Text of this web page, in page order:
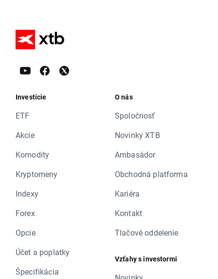
Investície
ETF
Akcie
Komodity
Kryptomeny
Indexy
Forex
Opcie
Účet a poplatky
Špecifikácia
O nás
Spoločnosť
Novinky XTB
Ambasádor
Obchodná platforma
Kariéra
Kontakt
Tlačové oddelenie
Vzťahy s investormi